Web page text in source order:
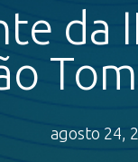
da
agosto 24,